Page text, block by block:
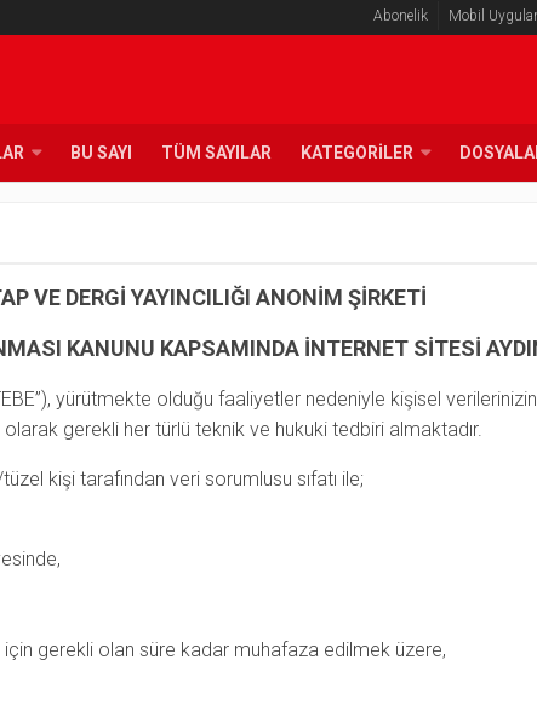
Abonelik Mobil
BU SAYI TÜM SAYILAR KATEGORILER
VE DERGİ YAYINCILIĞI ANONİM ŞİRKETİ
KANUNU KAPSAMINDA İNTERNET SİTESİ
yürütmekte olduğu faaliyetler nedeniyle kişisel
olarak gerekli her türlü teknik ve hukuki tedbiri almaktadır.
kişi tarafından veri sorumlusu sıfatı ile;
gerekli olan süre kadar muhafaza edilmek üzere,